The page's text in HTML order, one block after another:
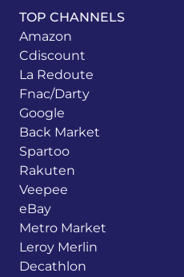
TOP CHANNELS
Amazon
Cdiscount
La Redoute
Fnac/Darty
Google
Back Market
Spartoo
Rakuten
Veepee
eBay
Metro Market
Leroy Merlin
Decathlon